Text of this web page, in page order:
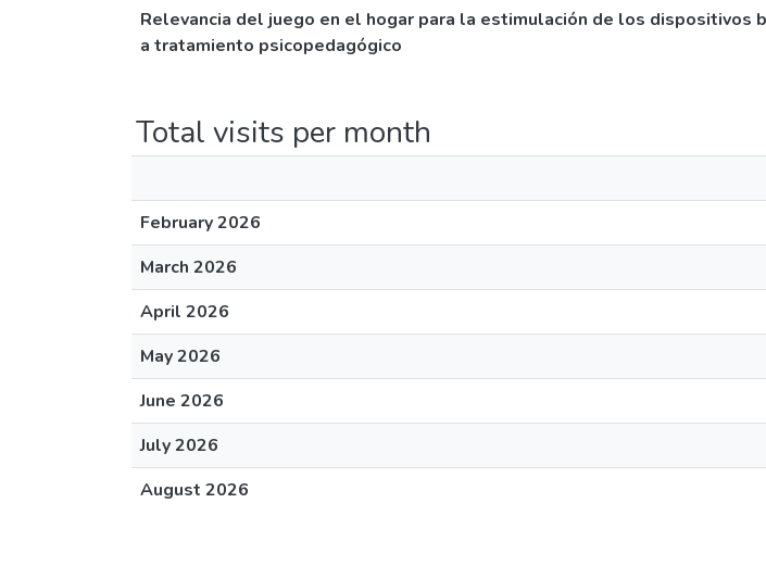
Relevancia del juego en el hogar para la estimulación de los dispositivos
a tratamiento psicopedagógico
Total visits per month
February 2026
March 2026
April 2026
May 2026
June 2026
July 2026
August 2026